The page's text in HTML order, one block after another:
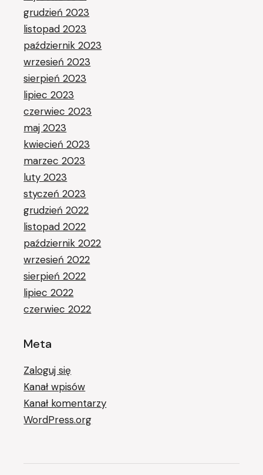
grudzień 2023
listopad 2023
październik 2023
wrzesień 2023
sierpień 2023
lipiec 2023
czerwiec 2023
maj 2023
kwiecień 2023
marzec 2023
luty 2023
styczeń 2023
grudzień 2022
listopad 2022
październik 2022
wrzesień 2022
sierpień 2022
lipiec 2022
czerwiec 2022
Meta
Zaloguj się
Kanał wpisów
Kanał komentarzy
WordPress.org